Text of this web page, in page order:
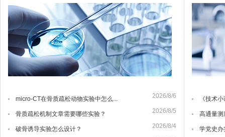
2026/8/6
micro-CT在骨质疏松动物实验中怎么...
2026/8/5
骨质疏松机制文章需要哪些实验？
2026/8/4
破骨诱导实验怎么设计？
《技术
高通量测
学党史办